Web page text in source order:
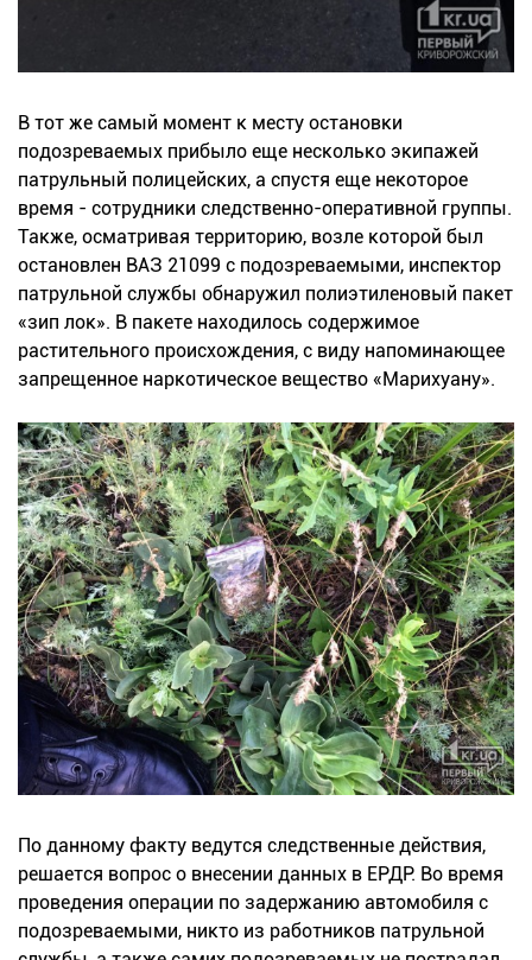
В тот же самый момент к месту остановки
подозреваемых прибыло еще несколько экипажей
патрульный полицейских, а спустя еще некоторое
время - сотрудники следственно-оперативной группы.
Также, осматривая территорию, возле которой был
остановлен ВАЗ 21099 с подозреваемыми, инспектор
патрульной службы обнаружил полиэтиленовый пакет
«зип лок». В пакете находилось содержимое
растительного происхождения, с виду напоминающее
запрещенное наркотическое вещество «Марихуану».
По данному факту ведутся следственные действия,
решается вопрос о внесении данных в ЕРДР. Во время
проведения операции по задержанию автомобиля с
подозреваемыми, никто из работников патрульной